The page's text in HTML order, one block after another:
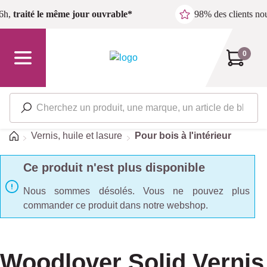
Passer au contenu principal
traité le même jour ouvrable* 98% des clients
0
Accueil
Vernis, huile et lasure Pour bois à l'intérieur
Ce produit n'est plus disponible
Nous sommes désolés. Vous ne pouvez plus
commander ce produit dans notre webshop.